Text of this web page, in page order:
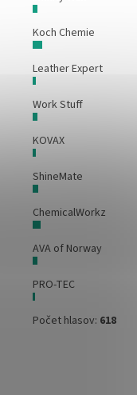
Koch Chemie
Leather Expert
Work Stuff
KOVAX
ShineMate
ChemicalWorkz
AVA of Norway
PRO-TEC
Počet hlasov: 618